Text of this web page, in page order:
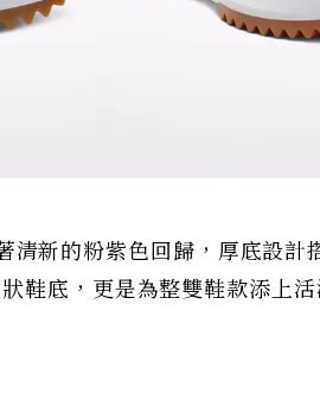
新的粉紫色回歸，厚底設計
鞋底，更是為整雙鞋款添上